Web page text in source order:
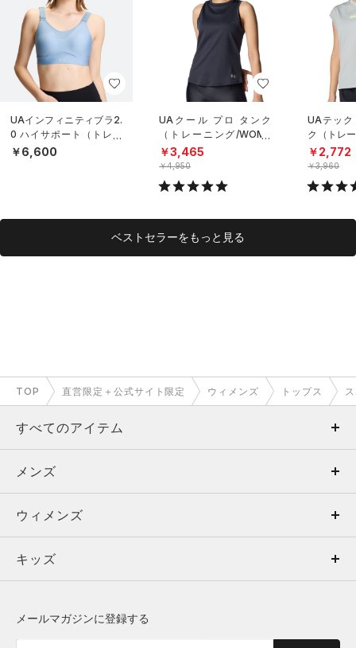
UAインフィニティブラ2.
0 ハイサポート（トレー
ニング/WOMEN）
￥6,600
UAクール プロ タンク
（トレーニング/WOME
N）
￥3,465
￥4,950
UAテック
ク（トレ
N）
￥2,772
￥3,960
ベストセラーをもっと見る
TOP 直営限定＋公式サイト限定 ウィメンズ トップス
すべてのアイテム
メンズ
ウィメンズ
キッズ
メンズ
トップス
ボトムス
ウィメンズ
トップス
キッズ
メールマガジンに登録する